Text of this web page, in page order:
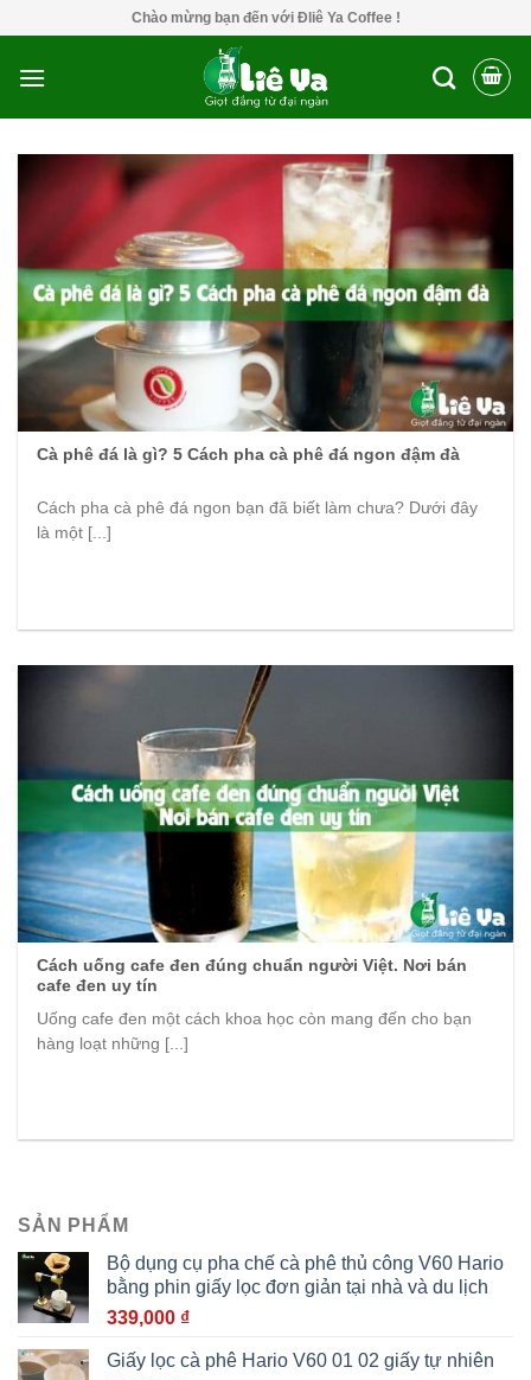
content
Chào mừng bạn đến với Đliê Ya Coffee !
SẢN PHẨM
Bộ dụng cụ pha chế cà phê thủ công V60 Hario
bằng phin giấy lọc đơn giản tại nhà và du lịch
339,000 ₫
Giấy lọc cà phê Hario V60 01 02 giấy tự nhiên
Cà phê đá là gì? 5 Cách pha cà phê đá ngon đậm đà
Cách pha cà phê đá ngon bạn đã biết làm chưa? Dưới đây
là một [...]
Cách uống cafe đen đúng chuẩn người Việt. Nơi bán
cafe đen uy tín
Uống cafe đen một cách khoa học còn mang đến cho bạn
hàng loạt những [...]